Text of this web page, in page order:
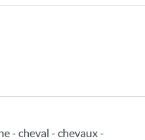
- cheval - chevaux -